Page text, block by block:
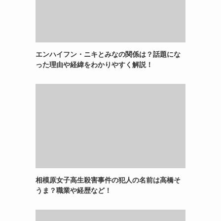
エンハイフン・ニキとみなの関係は？話題にな
った理由や経緯をわかりやすく解説！
相模原女子高生殺害事件の犯人の名前は高橋そ
うま？職業や経歴など！